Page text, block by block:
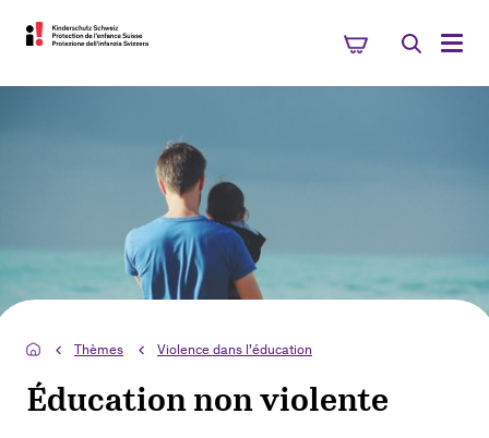
Thèmes Violence dans l’éducation
Éducation non violente